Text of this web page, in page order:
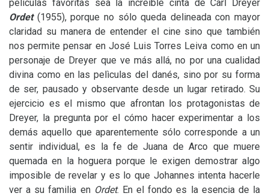
películas favoritas sea la increíble cinta de Carl Dreyer
Ordet (1955), porque no sólo queda delineada con mayor
claridad su manera de entender el cine sino que también
nos permite pensar en José Luis Torres Leiva como en un
personaje de Dreyer que ve más allá, no por una cualidad
divina como en las pelìculas del danés, sino por su forma
de ser, pausado y observante desde un lugar retirado. Su
ejercicio es el mismo que afrontan los protagonistas de
Dreyer, la pregunta por el cómo hacer experimentar a los
demás aquello que aparentemente sólo corresponde a un
sentir individual, es la fe de Juana de Arco que muere
quemada en la hoguera porque le exigen demostrar algo
imposible de revelar y es lo que Johannes intenta hacerle
ver a su familia en Ordet. En el fondo es la esencia de la